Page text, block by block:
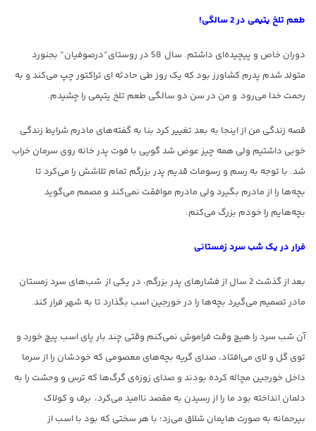
طعم تلخ یتیمی در 2 سالگی!
دوران خاص و پیچیده‌ای داشتم. سال 58 در روستای”درصوفیان” بجنورد
متولد شدم پدرم کشاورز بود که یک روز طی حادثه ای تراکتور چپ می‌کند و به
رحمت خدا می‌رود و من در سن دو سالگی طعم تلخ یتیمی را چشیدم.
قصه زندگی من از اینجا به بعد تغییر کرد بنا به گفته‌های مادرم شرایط زندگی
خوبی داشتیم ولی همه چیز عوض شد گویی با فوت پدر خانه روی سرمان خراب
شد. با توجه به رسم و رسومات قدیم پدر بزرگم تمام تلاشش را می‌کرد تا
بچه‌ها را از مادرم بگیرد ولی مادرم موافقت نمی‌کند و مصمم می‌گوید
بچه‌هایم را خودم بزرگ می‌کنم.
فرار در یک شب سرد زمستانی
بعد از گذشت 2 سال از فشارهای پدر بزرگم، در یکی از شب‌های سرد زمستان
مادر تصمیم می‌گیرد بچه‌ها را در خورجین اسب بگذارد تا به شهر فرار کند.
آن شب سرد را هیچ وقت فراموش نمی‌کنم وقتی چند بار پای اسب پیچ خورد و
توی گل و لای می‌افتاد، صدای گریه بچه‌های معصومی که خودشان را از سرما
داخل خورجین مچاله کرده بودند و صدای زوزه‌ی گرگ‌ها که ترس و وحشت را به
دلمان انداخته بود ما را از رسیدن به مقصد ناامید می‌کرد، برف و کولاک
بیرحمانه به صورت هایمان شلاق می‌زد؛ با هر سختی که بود با اسب از